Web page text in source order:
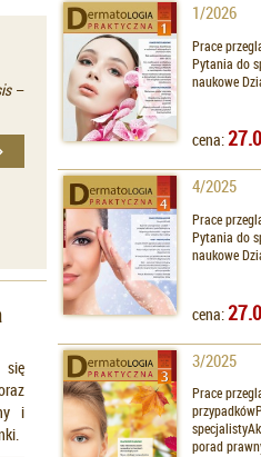
–
się
i
1/2026
Prace
Pytania do
naukowe
cena:
4/2025
Prace
Pytania do
naukowe
cena:
3/2025
Prace
porad